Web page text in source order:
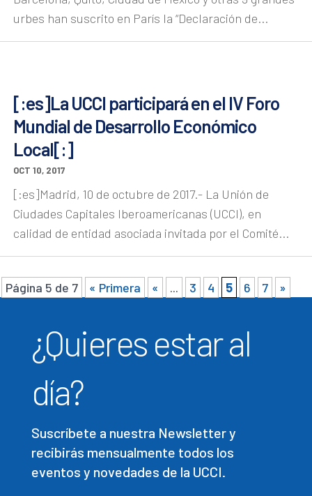
urbes han suscrito en París la “Declaración de...
[:es]La UCCI participará en el IV Foro
Mundial de Desarrollo Económico
Local[:]
OCT 10, 2017
[:es]Madrid, 10 de octubre de 2017.- La Unión de
Ciudades Capitales Iberoamericanas (UCCI), en
calidad de entidad asociada invitada por el Comité...
Página 5 de 7 « Primera « ... 3 4 5 6 7 »
¿Quieres estar al
día?
Suscríbete a nuestra Newsletter y
recibirás mensualmente todos los
eventos y novedades de la UCCI.